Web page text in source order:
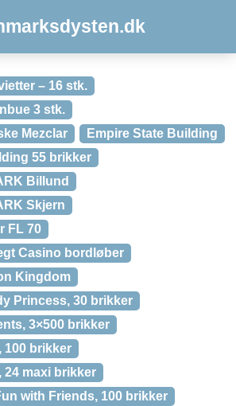
– 16 stk.
3 stk.
Mezclar
Empire State Building
55 brikker
Billund
Skjern
FL 70
Casino bordløber
Kingdom
Princess, 30 brikker
3×500 brikker
100 brikker
24 maxi brikker
with Friends, 100 brikker